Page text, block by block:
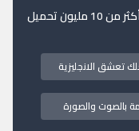
تحميل
تعشق الانجليزية
بالصوت والصورة